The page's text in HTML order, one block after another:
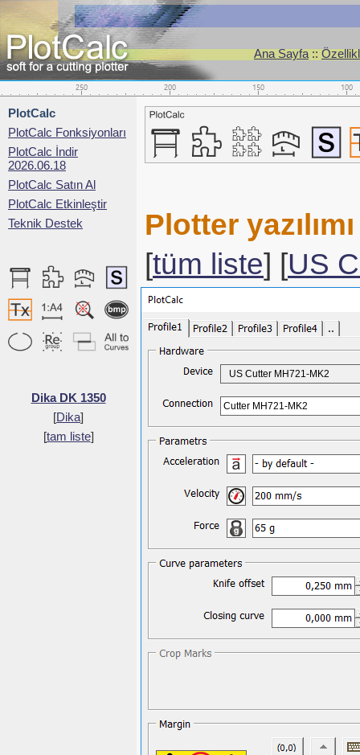
Ana Sayfa::
PlotCalc
PlotCalc Fonksiyonları
PlotCalc İndir
2026.06.18
PlotCalc Satın Al
PlotCalc Etkinleştir
Teknik Destek
Dika DK 1350
[Dika]
[tam liste]
Plotter
[tüm liste] [US
US Cutter MH721-MK2
Cutter MH721-MK2